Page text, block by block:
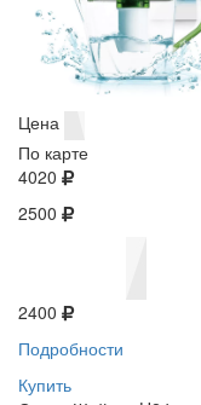
Цена
По карте
4020
2500
2400
Подробности
Купить